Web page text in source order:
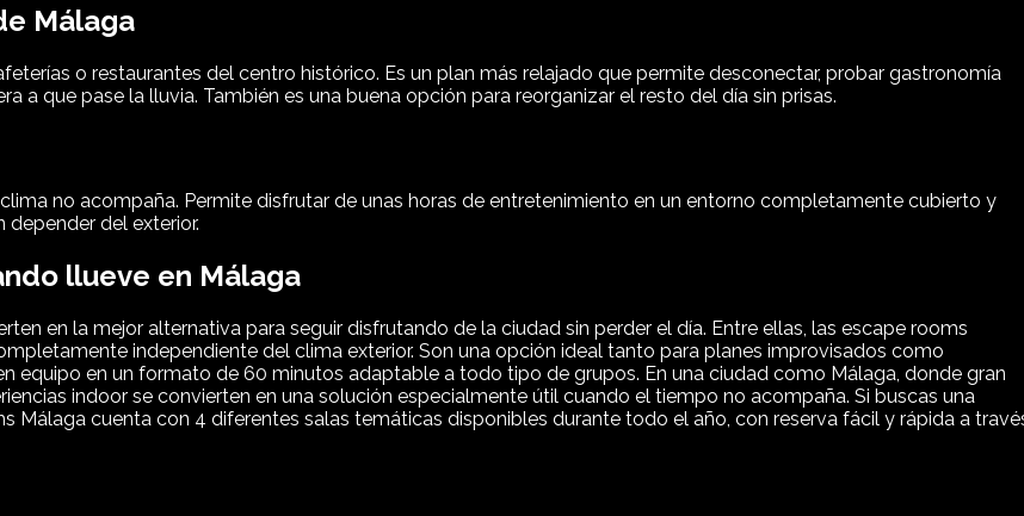
Málaga
o restaurantes del centro histórico. Es un plan más relajado que permite desconectar, probar gastronomía
que pase la lluvia. También es una buena opción para reorganizar el resto del día sin prisas.
no acompaña. Permite disfrutar de unas horas de entretenimiento en un entorno completamente cubierto y
del exterior.
llueve en Málaga
en la mejor alternativa para seguir disfrutando de la ciudad sin perder el día. Entre ellas, las escape rooms
independiente del clima exterior. Son una opción ideal tanto para planes improvisados como
equipo en un formato de 60 minutos adaptable a todo tipo de grupos. En una ciudad como Málaga, donde gran
indoor se convierten en una solución especialmente útil cuando el tiempo no acompaña. Si buscas una
Málaga cuenta con 4 diferentes salas temáticas disponibles durante todo el año, con reserva fácil y rápida a